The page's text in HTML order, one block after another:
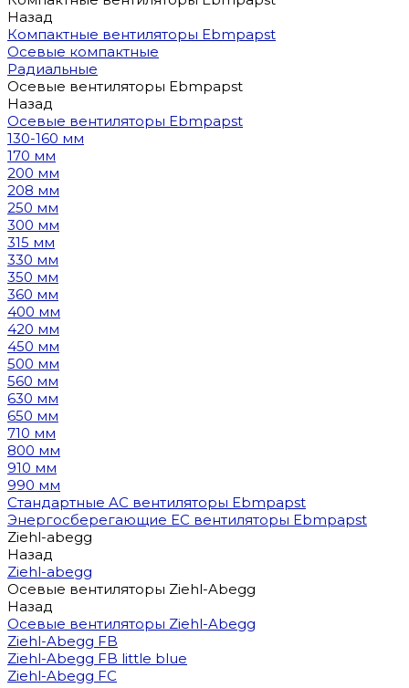
Назад
Компактные вентиляторы Ebmpapst
Осевые компактные
Радиальные
Осевые вентиляторы Ebmpapst
Назад
Осевые вентиляторы Ebmpapst
130-160 мм
170 мм
200 мм
208 мм
250 мм
300 мм
315 мм
330 мм
350 мм
360 мм
400 мм
420 мм
450 мм
500 мм
560 мм
630 мм
650 мм
710 мм
800 мм
910 мм
990 мм
Стандартные AC вентиляторы Ebmpapst
Энергосберегающие EC вентиляторы Ebmpapst
Ziehl-abegg
Назад
Ziehl-abegg
Осевые вентиляторы Ziehl-Abegg
Назад
Осевые вентиляторы Ziehl-Abegg
Ziehl-Abegg FB
Ziehl-Abegg FB little blue
Ziehl-Abegg FC